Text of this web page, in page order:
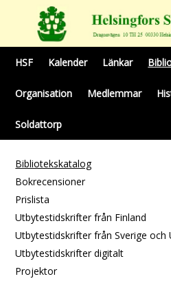
HSF Kalender Länkar
Organisation Medlemmar
Soldattorp
Bibliotekskatalog
Bokrecensioner
Prislista
Utbytestidskrifter från Finland
Utbytestidskrifter från Sverige och
Utbytestidskrifter digitalt
Projektor